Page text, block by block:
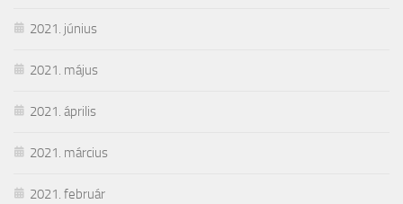
2021. június
2021. május
2021. április
2021. március
2021. február